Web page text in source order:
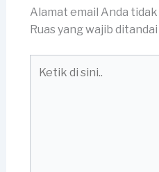
Alamat email Anda
Ruas yang wajib ditandai